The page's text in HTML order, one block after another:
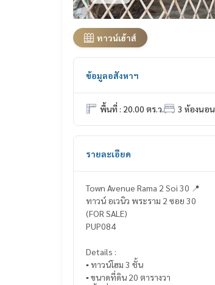
ทาวน์เฮ้าส์
ข้อมูลอสังหาฯ
พื้นที่ : 20.00 ตร.ว. 3 ห้องนอน
รายละเอียด
Town Avenue Rama 2 Soi 30 📍
ทาวน์ อเวนิว พระราม 2 ซอย 30
(FOR SALE)
PUP084
Details :
▪️ ทาวน์โฮม 3 ชั้น
▪️ ขนาดที่ดิน 20 ตารางวา